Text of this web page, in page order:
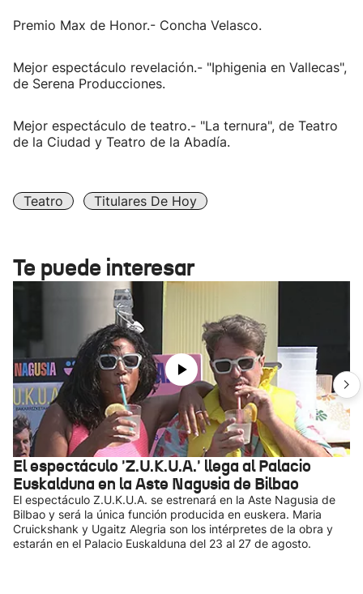
Premio Max de Honor.- Concha Velasco.
Mejor espectáculo revelación.- "Iphigenia en Vallecas",
de Serena Producciones.
Mejor espectáculo de teatro.- "La ternura", de Teatro
de la Ciudad y Teatro de la Abadía.
Teatro Titulares De Hoy
Te puede interesar
El espectáculo 'Z.U.K.U.A.' llega al Palacio
Euskalduna en la Aste Nagusia de Bilbao
El espectáculo Z.U.K.U.A. se estrenará en la Aste Nagusia de
Bilbao y será la única función producida en euskera. Maria
Cruickshank y Ugaitz Alegria son los intérpretes de la obra y
estarán en el Palacio Euskalduna del 23 al 27 de agosto.